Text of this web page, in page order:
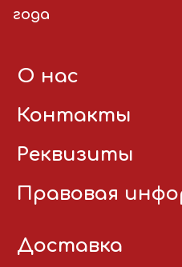
года
О нас
Контакты
Реквизиты
Правовая
Доставка